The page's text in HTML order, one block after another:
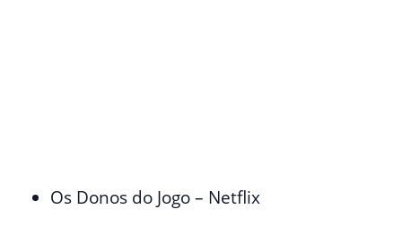
Os Donos do Jogo – Netflix